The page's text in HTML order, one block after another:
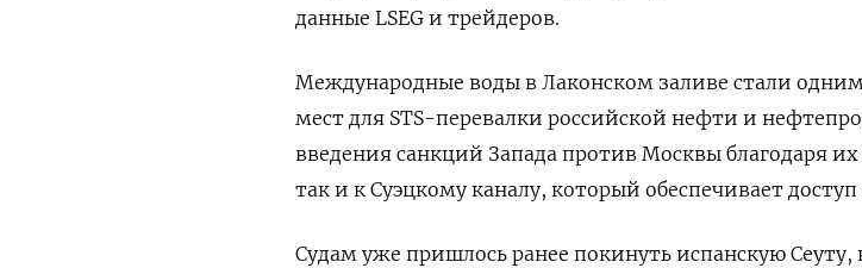
данные LSEG и трейдеров.
Международные воды в Лаконском заливе стали
мест для STS-перевалки российской нефти и
введения санкций Запада против Москвы благодаря
так и к Суэцкому каналу, который обеспечивает
Судам уже пришлось ранее покинуть испанскую Сеуту,